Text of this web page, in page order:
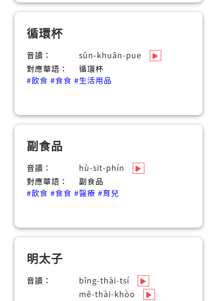
循環杯
音讀：
sûn-khuân-pue
對應華語：
循環杯
#飲食 #食食 #生活用品
副食品
音讀：
hù-si̍t-phín
對應華語：
副食品
#飲食 #食食 #醫療 #育兒
明太子
音讀：
bîng-thài-tsí
mê-thài-khòo